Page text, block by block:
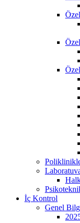
İç Kontrol
Genel